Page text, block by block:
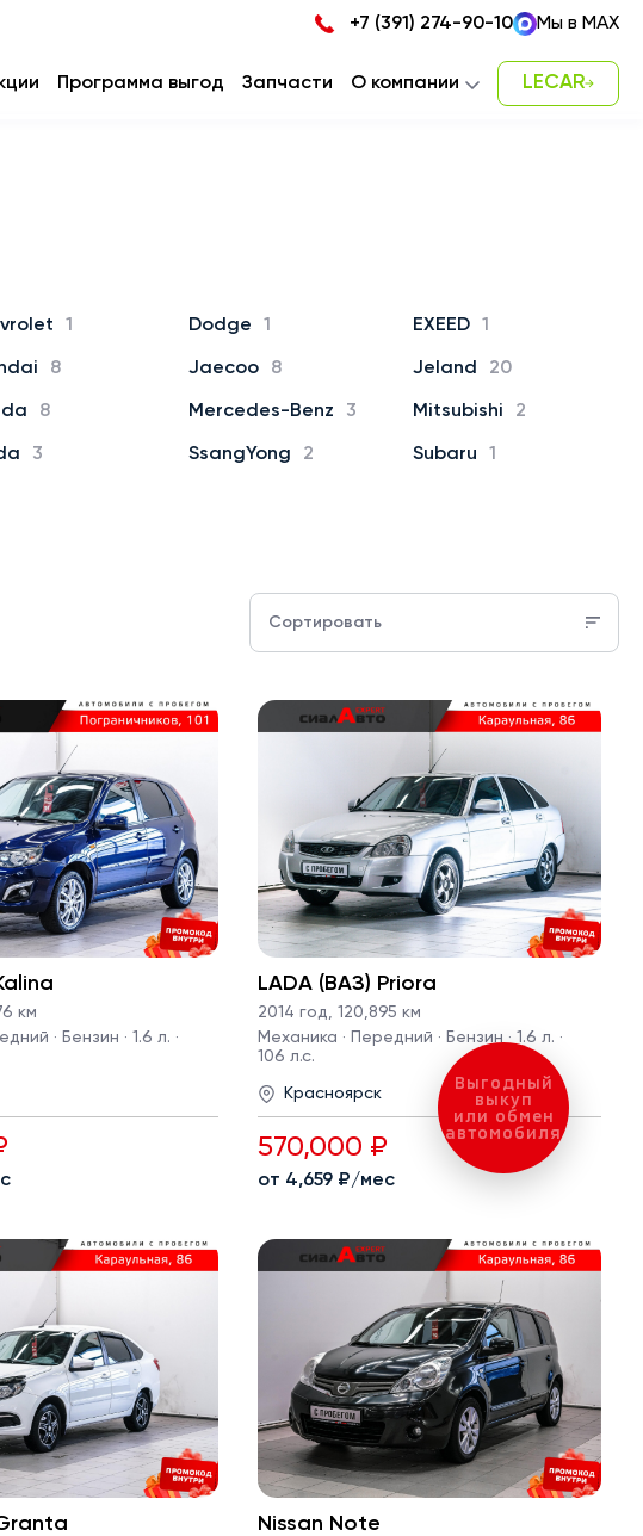
+7 (391) 274-90-10 Мы в MAX
Программа выгод Запчасти О компании LECAR
1 Dodge 1 EXEED 1
8 Jaecoo 8 Jeland 20
8 Mercedes-Benz 3 Mitsubishi 2
3 SsangYong 2 Subaru 1
Сортировать
км
· Бензин · 1.6 л. ·
LADA (ВАЗ) Priora
2014 год, 120,895 км
Механика · Передний · Бензин · 1.6 л. ·
106 л.с.
Красноярск
570,000 ₽
от 4,659 ₽/мес
Nissan Note
Выгодный
выкуп
или обмен
автомобиля